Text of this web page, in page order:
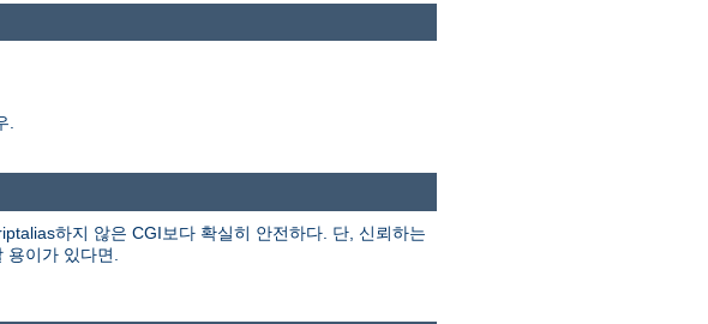
.
하지 않은 CGI보다 확실히 안전하다. 단, 신뢰하는
이가 있다면.